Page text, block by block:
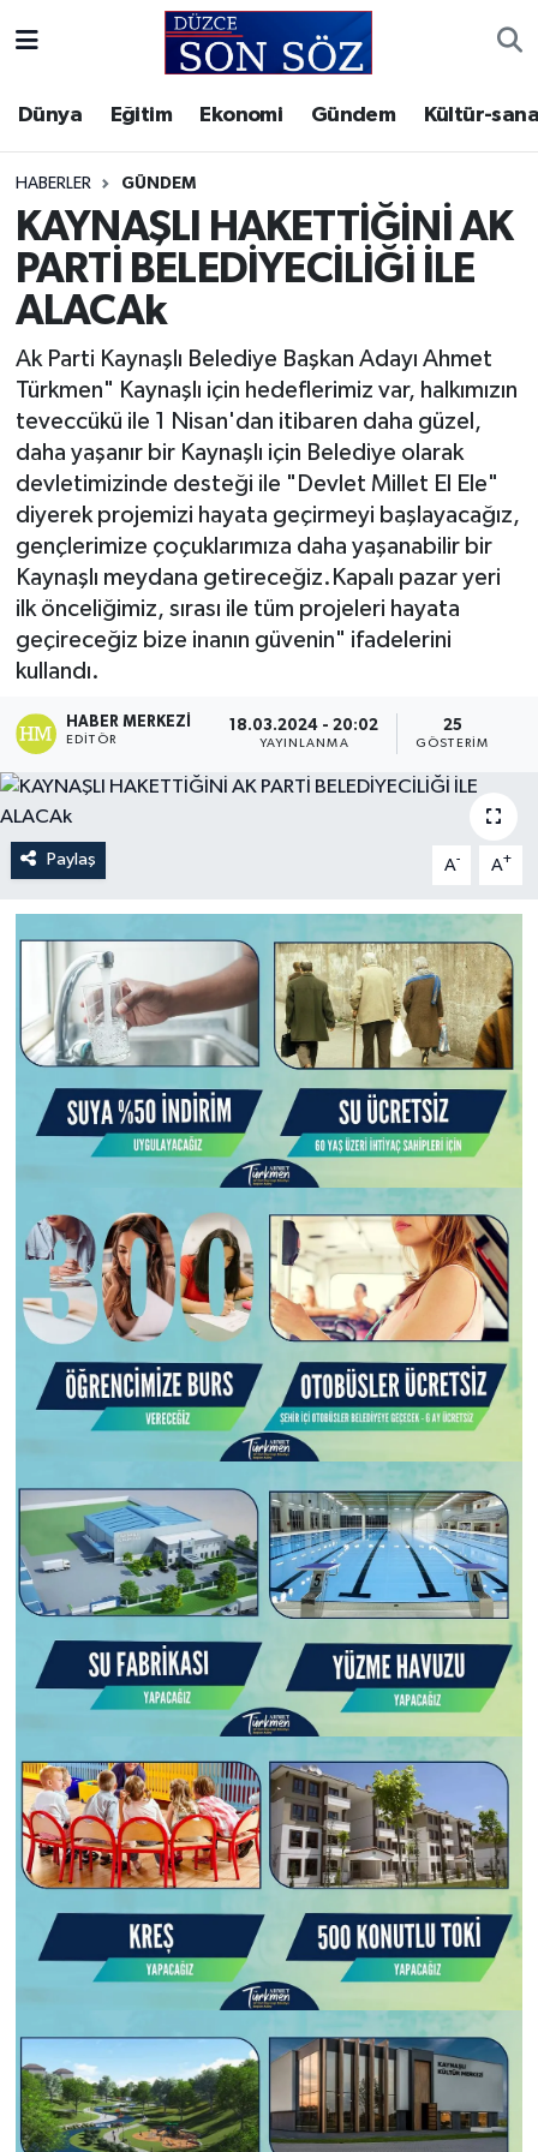
Dünya Eğitim Ekonomi Gündem Kültür-
HABERLER GÜNDEM
KAYNAŞLI HAKETTİĞİNİ AK
PARTİ BELEDİYECİLİĞİ İLE
ALACAk
Ak Parti Kaynaşlı Belediye Başkan Adayı Ahmet
Türkmen" Kaynaşlı için hedeflerimiz var, halkımızın
teveccükü ile 1 Nisan'dan itibaren daha güzel,
daha yaşanır bir Kaynaşlı için Belediye olarak
devletimizinde desteği ile "Devlet Millet El Ele"
diyerek projemizi hayata geçirmeyi başlayacağız,
gençlerimize çoçuklarımıza daha yaşanabilir bir
Kaynaşlı meydana getireceğiz.Kapalı pazar yeri
ilk önceliğimiz, sırası ile tüm projeleri hayata
geçireceğiz bize inanın güvenin" ifadelerini
kullandı.
HABER MERKEZI
EDITÖR
18.03.2024 - 20:02
YAYINLANMA
25
GÖSTERIM
Paylaş A- A+
Gizlilik Sözleşmesi
İletişim
Künye
Akçakoca Hava Durumu
Akçakoca Trafik Yoğunluk Haritası
Süper Lig Puan Durumu ve Fikstür
Son Dakika Haberleri
Haber Arşivi